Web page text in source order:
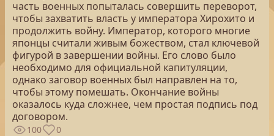
часть военных попыталась совершить переворот,
чтобы захватить власть у императора Хирохито и
продолжить войну. Император, которого многие
японцы считали живым божеством, стал ключевой
фигурой в завершении войны. Его слово было
необходимо для официальной капитуляции,
однако заговор военных был направлен на то,
чтобы этому помешать. Окончание войны
оказалось куда сложнее, чем простая подпись под
договором.
100 0